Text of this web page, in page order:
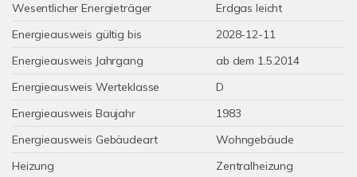
Wesentlicher Energieträger
Erdgas leicht
Energieausweis gültig bis
2028-12-11
Energieausweis Jahrgang
ab dem 1.5.2014
Energieausweis Werteklasse
D
Energieausweis Baujahr
1983
Energieausweis Gebäudeart
Wohngebäude
Heizung
Zentralheizung